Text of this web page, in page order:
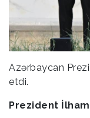
Azərbaycan
etdi.
Prezident